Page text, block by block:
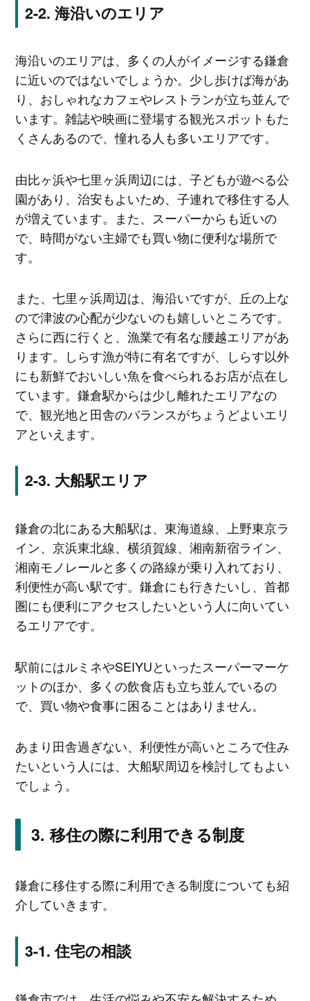
海沿いのエリア
海沿いのエリアは、多くの人がイメージする鎌倉
に近いのではないでしょうか。少し歩けば海があ
り、おしゃれなカフェやレストランが立ち並んで
います。雑誌や映画に登場する観光スポットもた
くさんあるので、憧れる人も多いエリアです。
由比ヶ浜や七里ヶ浜周辺には、子どもが遊べる公
園があり、治安もよいため、子連れで移住する人
が増えています。また、スーパーからも近いの
で、時間がない主婦でも買い物に便利な場所で
す。
また、七里ヶ浜周辺は、海沿いですが、丘の上な
ので津波の心配が少ないのも嬉しいところです。
さらに西に行くと、漁業で有名な腰越エリアがあ
ります。しらす漁が特に有名ですが、しらす以外
にも新鮮でおいしい魚を食べられるお店が点在し
ています。鎌倉駅からは少し離れたエリアなの
で、観光地と田舎のバランスがちょうどよいエリ
アといえます。
大船駅エリア
鎌倉の北にある大船駅は、東海道線、上野東京ラ
イン、京浜東北線、横須賀線、湘南新宿ライン、
湘南モノレールと多くの路線が乗り入れており、
利便性が高い駅です。鎌倉にも行きたいし、首都
圏にも便利にアクセスしたいという人に向いてい
るエリアです。
駅前にはルミネやSEIYUといったスーパーマーケ
ットのほか、多くの飲食店も立ち並んでいるの
で、買い物や食事に困ることはありません。
あまり田舎過ぎない、利便性が高いところで住み
たいという人には、大船駅周辺を検討してもよい
でしょう。
移住の際に利用できる制度
鎌倉に移住する際に利用できる制度についても紹
介していきます。
住宅の相談